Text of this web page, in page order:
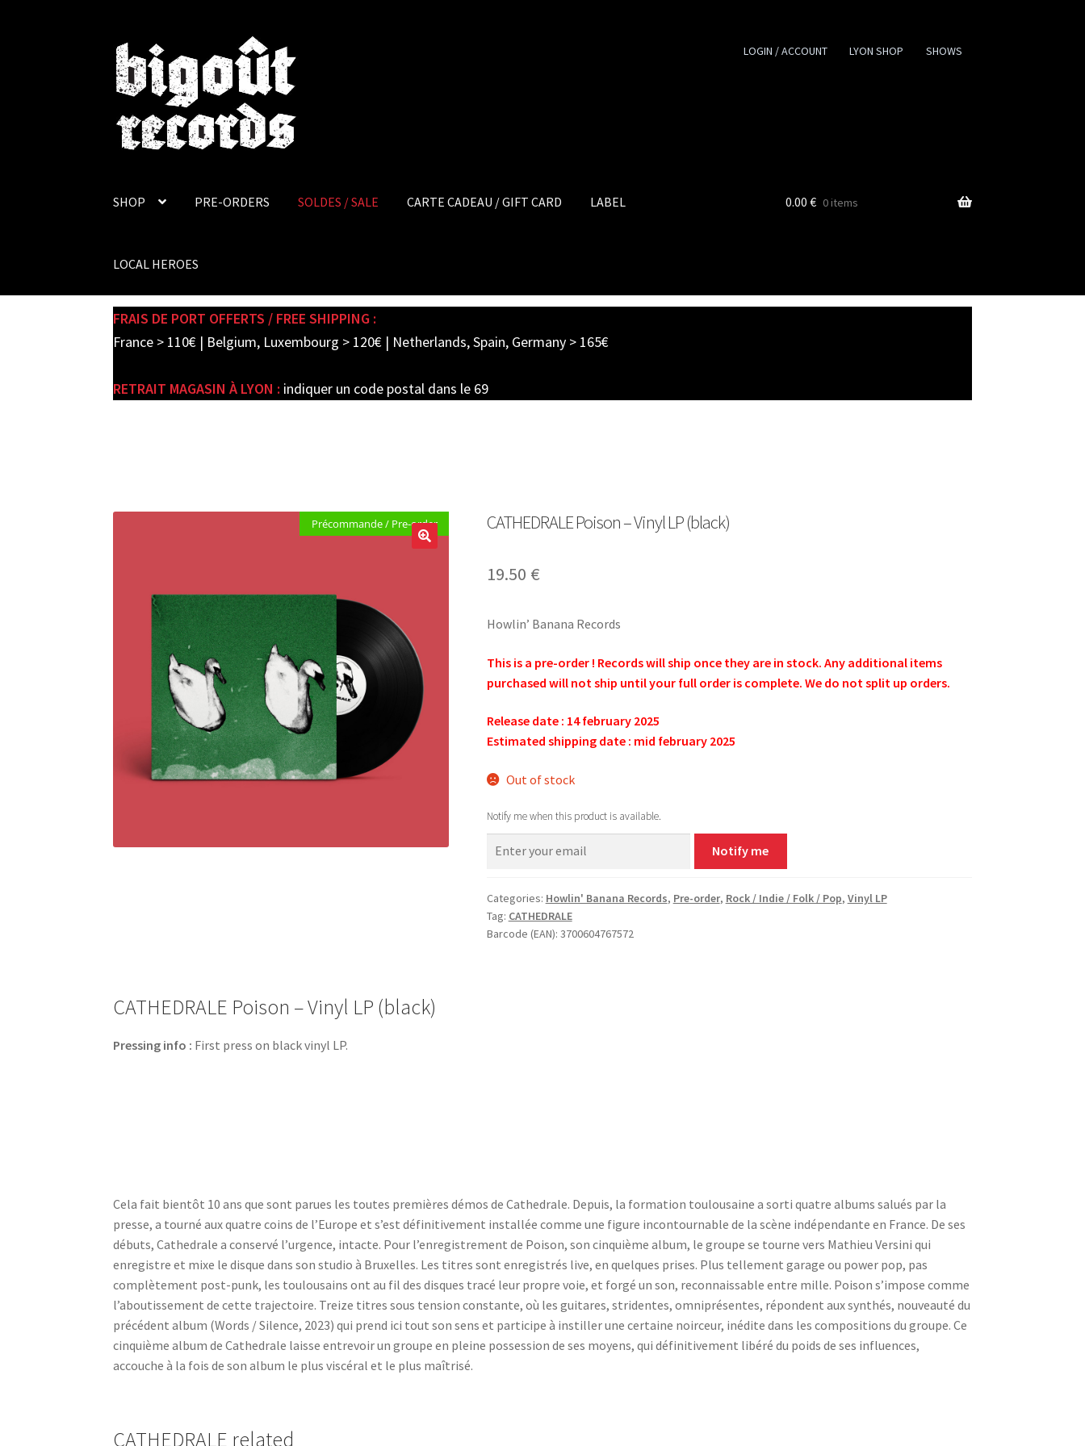
Skip
to
navigation
Skip
to
content
LOGIN / ACCOUNT LYON SHOP SHOWS
SHOP PRE-ORDERS SOLDES / SALE CARTE CADEAU / GIFT CARD LABEL
LOCAL HEROES
0.00 € 0 items
FRAIS DE PORT OFFERTS / FREE SHIPPING :
France > 110€ | Belgium, Luxembourg > 120€ | Netherlands, Spain, Germany > 165€
RETRAIT MAGASIN À LYON : indiquer un code postal dans le 69
Précommande / Pre-order CATHEDRALE Poison – Vinyl LP (black)
19.50 €
Howlin’ Banana Records
This is a pre-order ! Records will ship once they are in stock. Any additional items
purchased will not ship until your full order is complete. We do not split up orders.
Release date : 14 february 2025
Estimated shipping date : mid february 2025
Out of stock
Notify me when this product is available.
Notify me
Categories: Howlin' Banana Records, Pre-order, Rock / Indie / Folk / Pop, Vinyl LP
Tag: CATHEDRALE
Barcode (EAN): 3700604767572
CATHEDRALE Poison – Vinyl LP (black)
Pressing info : First press on black vinyl LP.
Cela fait bientôt 10 ans que sont parues les toutes premières démos de Cathedrale. Depuis, la formation toulousaine a sorti quatre albums salués par la
presse, a tourné aux quatre coins de l’Europe et s’est définitivement installée comme une figure incontournable de la scène indépendante en France. De ses
débuts, Cathedrale a conservé l’urgence, intacte. Pour l’enregistrement de Poison, son cinquième album, le groupe se tourne vers Mathieu Versini qui
enregistre et mixe le disque dans son studio à Bruxelles. Les titres sont enregistrés live, en quelques prises. Plus tellement garage ou power pop, pas
complètement post-punk, les toulousains ont au fil des disques tracé leur propre voie, et forgé un son, reconnaissable entre mille. Poison s’impose comme
l’aboutissement de cette trajectoire. Treize titres sous tension constante, où les guitares, stridentes, omniprésentes, répondent aux synthés, nouveauté du
précédent album (Words / Silence, 2023) qui prend ici tout son sens et participe à instiller une certaine noirceur, inédite dans les compositions du groupe. Ce
cinquième album de Cathedrale laisse entrevoir un groupe en pleine possession de ses moyens, qui définitivement libéré du poids de ses influences,
accouche à la fois de son album le plus viscéral et le plus maîtrisé.
CATHEDRALE related